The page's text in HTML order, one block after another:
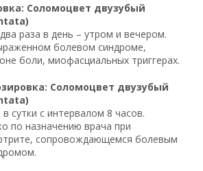
Соломоцвет двузубый
раза в день – утром и вечером.
болевом синдроме,
боли, миофасциальных триггерах.
Соломоцвет двузубый
сутки с интервалом 8 часов.
по назначению врача при
сопровождающемся болевым